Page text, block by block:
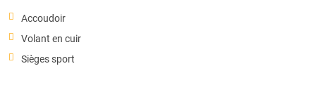
Accoudoir
Volant en cuir
Sièges sport